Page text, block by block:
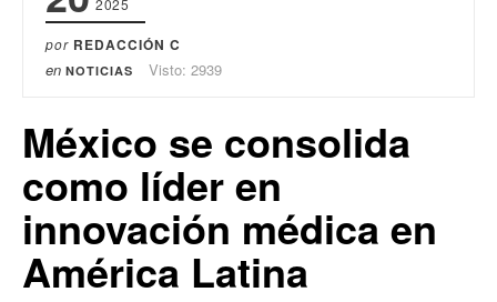
2025
por REDACCIÓN C
en NOTICIAS Visto: 2939
México se consolida
como líder en
innovación médica en
América Latina